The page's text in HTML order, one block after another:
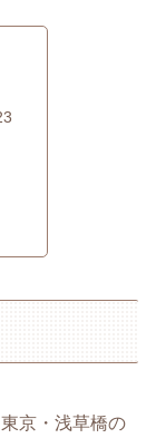
京・浅草橋の